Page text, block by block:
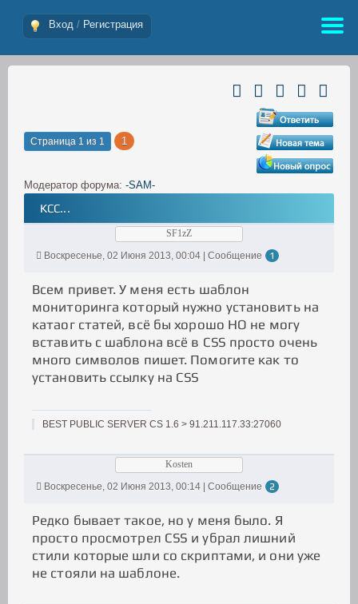
Вход / Регистрация
Страница 1 из 1 1
Модератор форума: -SAM-
КСС...
SF1zZ
Воскресенье, 02 Июня 2013, 00:04 | Сообщение
1
Всем привет. У меня есть шаблон
мониторинга который нужно установить на
катаог статей, всё бы хорошо НО не могу
вставить с шаблона всё в CSS просто очень
много символов пишет. Помогите как то
установить ссылку на CSS
BEST PUBLIC SERVER CS 1.6 > 91.211.117.33:27060
Kosten
Воскресенье, 02 Июня 2013, 00:14 | Сообщение
2
Редко бывает такое, но у меня было. Я
просто просмотрел CSS и убрал лишний
стили которые шли со скриптами, и они уже
не стояли на шаблоне.